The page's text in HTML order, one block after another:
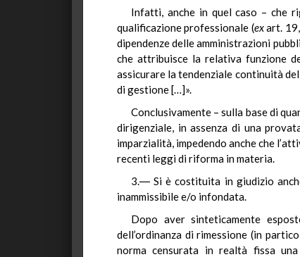
Infatti, anche in quel caso – che
qualificazione professionale (exart. 19,
dipendenze delle amministrazioni
che attribuisce la relativa funzione
assicurare la tendenziale continuità
di gestione […]».
Conclusivamente – sulla base di
dirigenziale, in assenza di una
imparzialità, impedendo anche che
recenti leggi di riforma in materia.
3.― Si è costituita in giudizio
inammissibile e/o infondata.
Dopo aver sinteticamente
dell’ordinanza di rimessione (in
norma censurata in realtà fissa